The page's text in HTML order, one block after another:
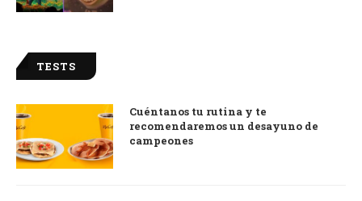
TESTS
Cuéntanos tu rutina y te
recomendaremos un desayuno de
campeones